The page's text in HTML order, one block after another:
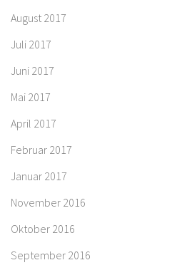
August 2017
Juli 2017
Juni 2017
Mai 2017
April 2017
Februar 2017
Januar 2017
November 2016
Oktober 2016
September 2016